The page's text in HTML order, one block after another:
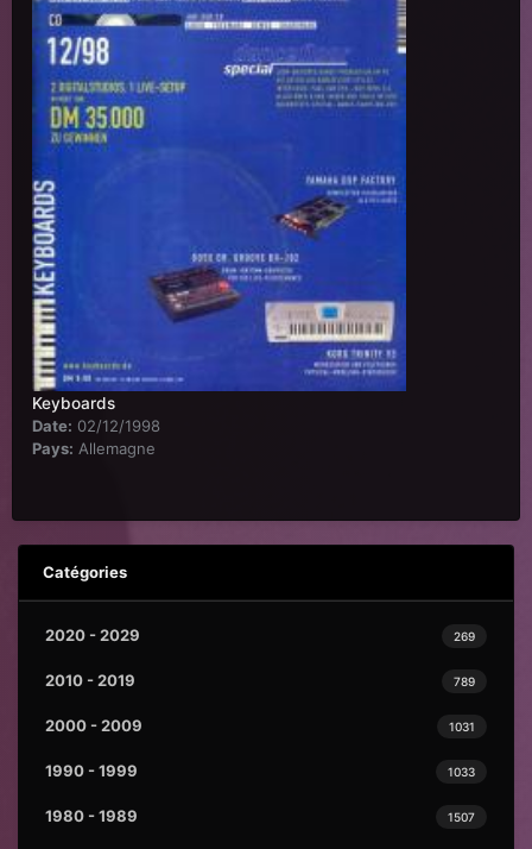
Keyboards
Date: 02/12/1998
Pays: Allemagne
Catégories
269
2020 - 2029
789
2010 - 2019
1031
2000 - 2009
1033
1990 - 1999
1507
1980 - 1989